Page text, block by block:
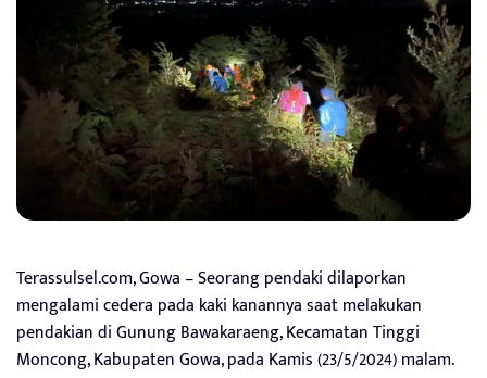
Terassulsel.com, Gowa – Seorang pendaki dilaporkan
mengalami cedera pada kaki kanannya saat melakukan
pendakian di Gunung Bawakaraeng, Kecamatan Tinggi
Moncong, Kabupaten Gowa, pada Kamis (23/5/2024) malam.